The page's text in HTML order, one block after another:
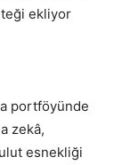
ekliyor
portföyünde
zekâ,
esnekliği